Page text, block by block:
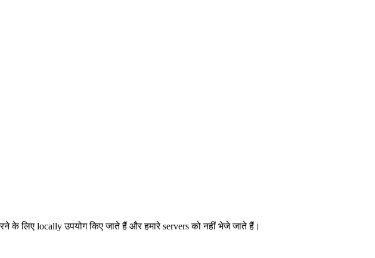
के लिए locally उपयोग किए जाते हैं और हमारे servers को नहीं भेजे जाते हैं।